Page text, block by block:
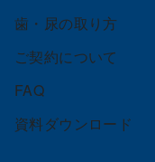
歯・尿の取り方
ご契約について
FAQ
資料ダウンロード